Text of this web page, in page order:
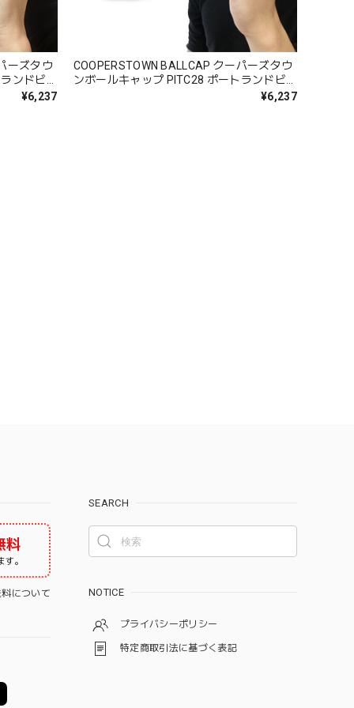
ーズタウ
トン 綿¥6,237
COOPERSTOWN BALLCAP クーパーズタウ
ンボールキャップ PITC28 ポートランドビ
ーバーズ1947 ロゴ 春夏秋冬 コットン 綿¥6,237
料
。
について
SEARCH
NOTICE
プライバシーポリシー
特定商取引法に基づく表記